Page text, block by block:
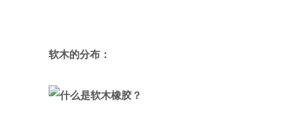
软木的分布：